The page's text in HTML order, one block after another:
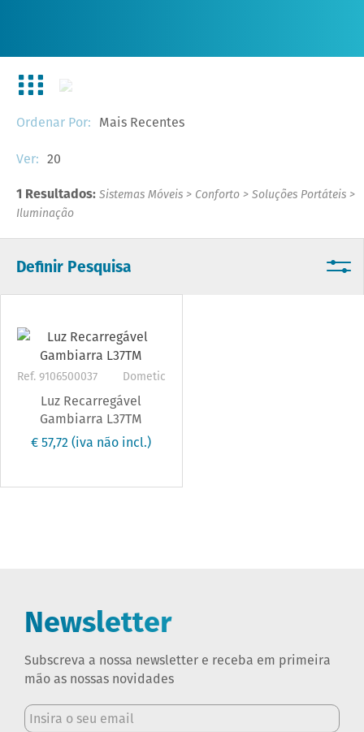
Definir Pesquisa
Ordenar Por: Mais Recentes
Ver: 20
1 Resultados: Sistemas Móveis > Conforto > Soluções Portáteis >
Iluminação
Ref. 9106500037 Dometic
Luz Recarregável
Gambiarra L37TM
€ 57,72(iva não incl.)
Newsletter
Subscreva a nossa newsletter e receba em primeira
mão as nossas novidades